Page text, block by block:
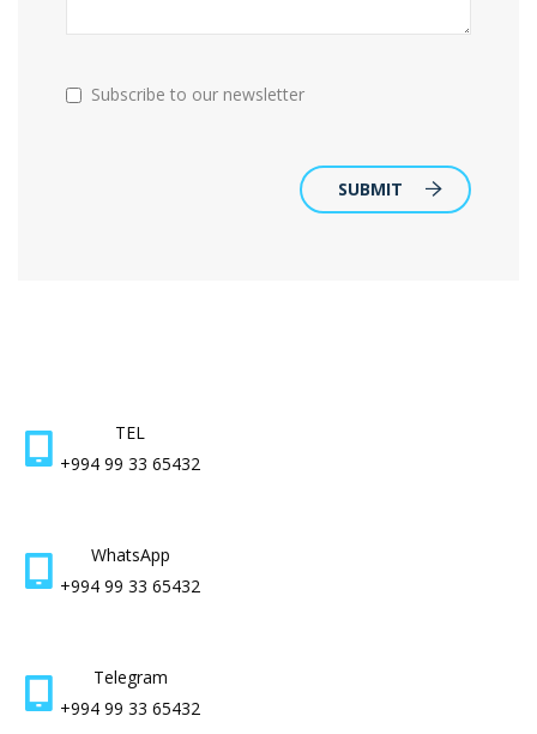
Subscribe to our newsletter
SUBMIT
TEL
+994 99 33 65432
WhatsApp
+994 99 33 65432
Telegram
+994 99 33 65432